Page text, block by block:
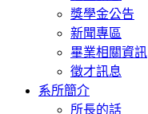
獎學金公告
新聞專區
畢業相關資訊
徵才訊息
系所簡介
所長的話